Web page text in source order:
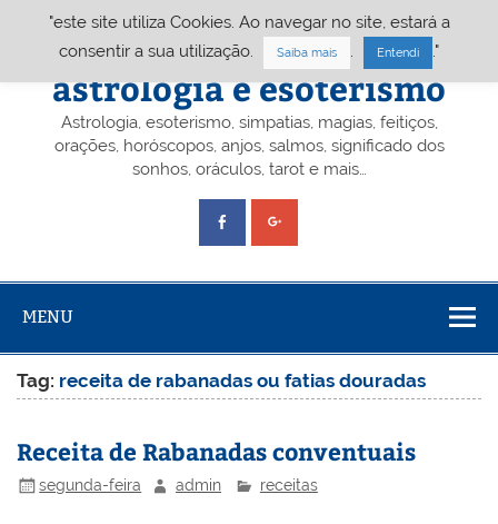
Portal A&E – Portal
astrologia e esoterismo
Astrologia, esoterismo, simpatias, magias, feitiços,
orações, horóscopos, anjos, salmos, significado dos
sonhos, oráculos, tarot e mais…
MENU
Tag: receita de rabanadas ou fatias douradas
Receita de Rabanadas conventuais
segunda-feira admin receitas
"este site utiliza Cookies. Ao navegar no site, estará a
consentir a sua utilização.
Saiba mais Entendi ."